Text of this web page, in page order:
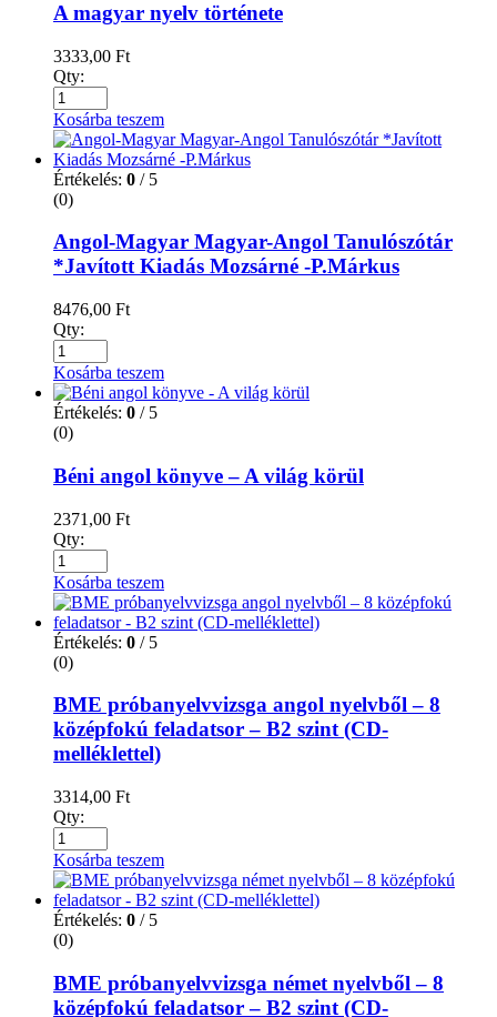
A magyar nyelv története
3333,00 Ft
Qty:
Kosárba teszem
Értékelés: 0 / 5
(0)
Angol-Magyar Magyar-Angol Tanulószótár
*Javított Kiadás Mozsárné -P.Márkus
8476,00 Ft
Qty:
Kosárba teszem
Értékelés: 0 / 5
(0)
Béni angol könyve – A világ körül
2371,00 Ft
Qty:
Kosárba teszem
Értékelés: 0 / 5
(0)
BME próbanyelvvizsga angol nyelvből – 8
középfokú feladatsor – B2 szint (CD-
melléklettel)
3314,00 Ft
Qty:
Kosárba teszem
Értékelés: 0 / 5
(0)
BME próbanyelvvizsga német nyelvből – 8
középfokú feladatsor – B2 szint (CD-